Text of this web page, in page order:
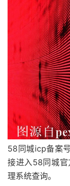
58同城icp备案
接进入58同城
理系统查询。